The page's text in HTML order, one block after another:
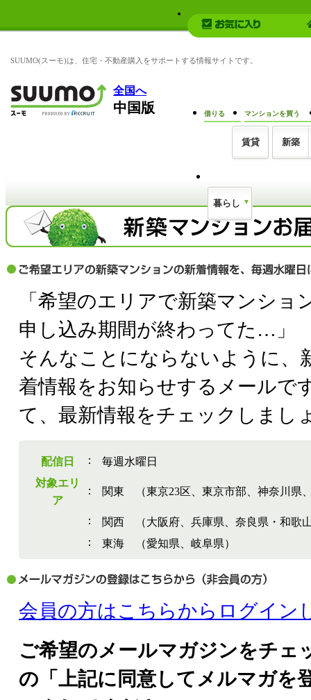
SUUMO(スーモ)は、住宅・不動産購入をサポートする情報サイトです。
全国へ
中国版 借りる
賃貸
マンションを買う
新築
暮らし
「希望のエリアで新築マンショ
申し込み期間が終わってた…」
そんなことにならないように、
着情報をお知らせするメールで
て、最新情報をチェックしまし
配信日 ：
毎週水曜日
対象エリ
ア
： 関東 （東京23区、東京市部、神奈川県
：
関西 （大阪府、兵庫県、奈良県・和歌
：
東海 （愛知県、岐阜県）
会員の方はこちらからログイン
ご希望のメールマガジンをチェ
の「上記に同意してメルマガを